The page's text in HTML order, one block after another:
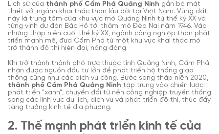
Lịch sử của thành phố Cẩm Phả Quảng Ninh gắn bó mật
thiết với ngành khai thác than lâu đời tại Việt Nam. Vùng đất
này là trung tâm của khu vực mỏ Quảng Ninh từ thế kỷ XX và
từng vinh dự đón Bác Hồ tới thăm mỏ Đèo Nai năm 1946. Vào
những thập niên cuối thế kỷ XX, ngành công nghiệp than phát
triển mạnh mẽ, đưa Cẩm Phả từ một khu vực khai thác mỏ
trở thành đô thị hiện đại, năng động.
Khi trở thành thành phố trực thuộc tỉnh Quảng Ninh, Cẩm Phả
nhận được nguồn đầu tư lớn để phát triển hệ thống giao
thông cũng như các dịch vụ công. Bước sang thập niên 2020,
thành phố Cẩm Phả Quảng Ninh tập trung vào chiến lược
phát triển "xanh", chuyển đổi từ nền công nghiệp truyền thống
sang các lĩnh vực du lịch, dịch vụ và phát triển đô thị, thúc đẩy
tăng trưởng kinh tế địa phương.
2. Thế mạnh phát triển kinh tế của